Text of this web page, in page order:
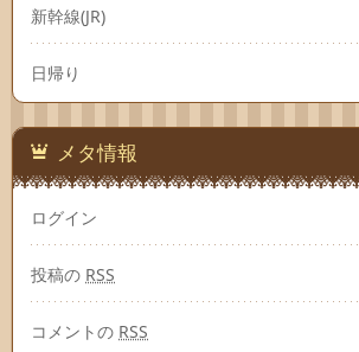
新幹線(JR)
日帰り
メタ情報
ログイン
投稿の RSS
コメントの RSS